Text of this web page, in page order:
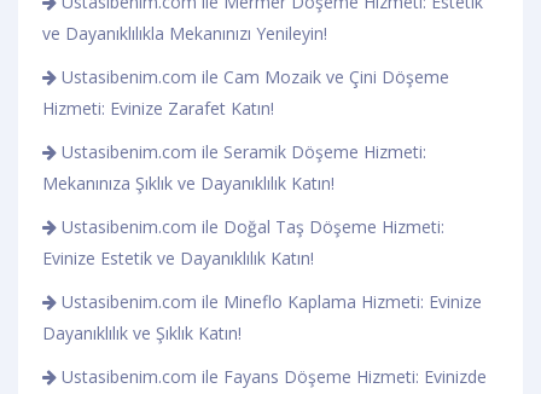
ve Dayanıklılıkla Mekanınızı Yenileyin!
Ustasibenim.com ile Cam Mozaik ve Çini Döşeme
Hizmeti: Evinize Zarafet Katın!
Ustasibenim.com ile Seramik Döşeme Hizmeti:
Mekanınıza Şıklık ve Dayanıklılık Katın!
Ustasibenim.com ile Doğal Taş Döşeme Hizmeti:
Evinize Estetik ve Dayanıklılık Katın!
Ustasibenim.com ile Mineflo Kaplama Hizmeti: Evinize
Dayanıklılık ve Şıklık Katın!
Ustasibenim.com ile Fayans Döşeme Hizmeti: Evinizde